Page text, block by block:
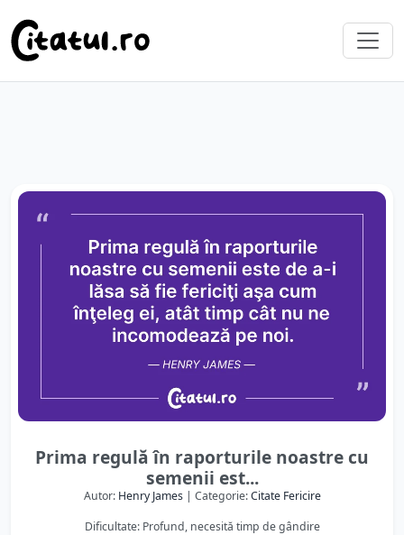
Prima regulă în raporturile noastre cu
semenii est...
Autor: Henry James| Categorie:Citate Fericire
Dificultate: Profund, necesită timp de gândire